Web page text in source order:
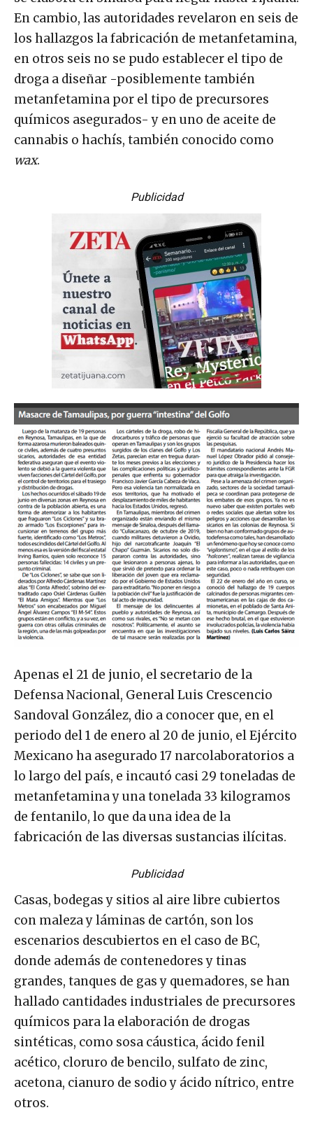
En cambio, las autoridades revelaron en seis de
los hallazgos la fabricación de metanfetamina,
en otros seis no se pudo establecer el tipo de
droga a diseñar -posiblemente también
metanfetamina por el tipo de precursores
químicos asegurados- y en uno de aceite de
cannabis o hachís, también conocido como
wax.
Publicidad
Apenas el 21 de junio, el secretario de la
Defensa Nacional, General Luis Crescencio
Sandoval González, dio a conocer que, en el
periodo del 1 de enero al 20 de junio, el Ejército
Mexicano ha asegurado 17 narcolaboratorios a
lo largo del país, e incautó casi 29 toneladas de
metanfetamina y una tonelada 33 kilogramos
de fentanilo, lo que da una idea de la
fabricación de las diversas sustancias ilícitas.
Publicidad
Casas, bodegas y sitios al aire libre cubiertos
con maleza y láminas de cartón, son los
escenarios descubiertos en el caso de BC,
donde además de contenedores y tinas
grandes, tanques de gas y quemadores, se han
hallado cantidades industriales de precursores
químicos para la elaboración de drogas
sintéticas, como sosa cáustica, ácido fenil
acético, cloruro de bencilo, sulfato de zinc,
acetona, cianuro de sodio y ácido nítrico, entre
otros.